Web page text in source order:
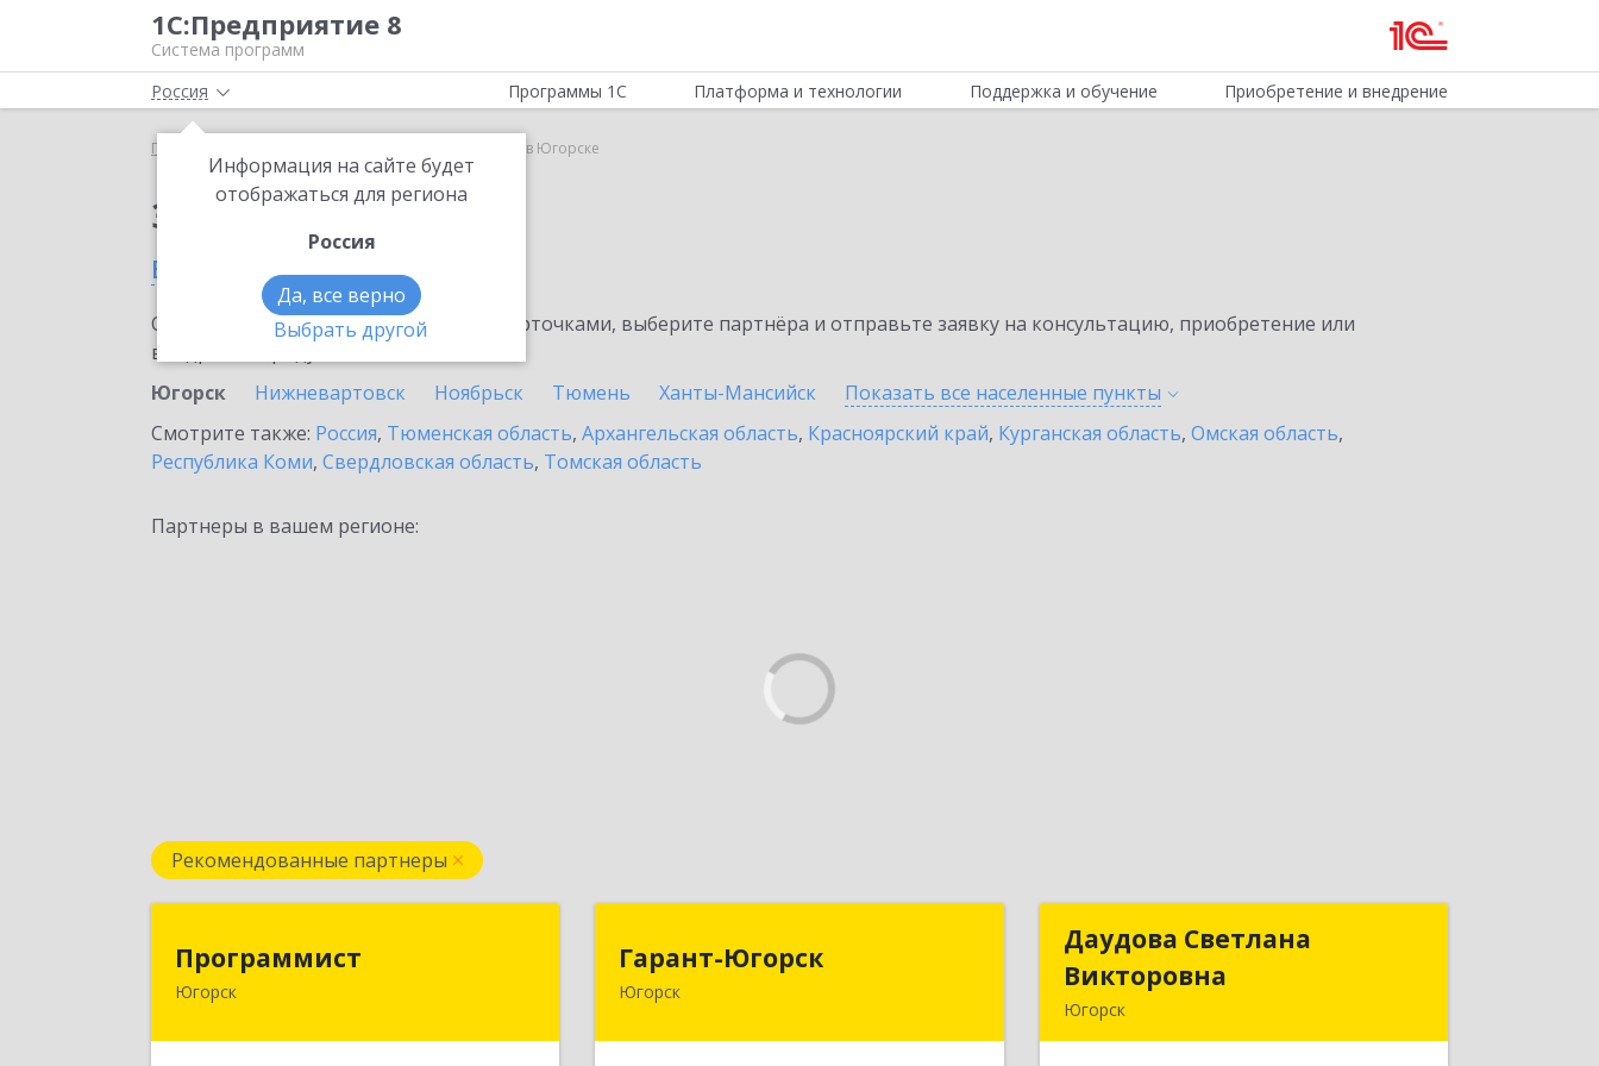
1С:Предприятие 8
Система программ
Россия
Информация на сайте будет
отображаться для региона
Россия
Да, все верно
Выбрать другой
Программы 1С Платформа и технологии Поддержка и обучение Приобретение и внедрение
Главная ИТС Техно в Югорске
Заказать ИТС Техно
в Югорске
Ознакомьтесь с информационными карточками, выберите партнёра и отправьте заявку на консультацию, приобретение или
внедрение продукта.
Югорск
Нижневартовск Ноябрьск Тюмень Ханты-Мансийск Показать все населенные пункты
Смотрите также: Россия, Тюменская область, Архангельская область, Красноярский край, Курганская область, Омская область,
Республика Коми, Свердловская область, Томская область
Партнеры в вашем регионе:
Рекомендованные партнеры
Программист
Югорск
Гарант-Югорск
Югорск
Даудова Светлана
Викторовна
Югорск
Даудова Светлана